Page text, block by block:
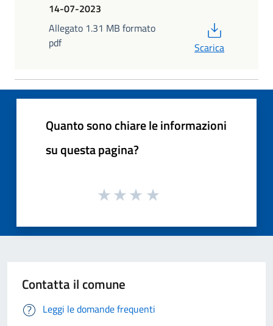
14-07-2023
Allegato 1.31 MB formato
pdf
Scarica
Quanto sono chiare le informazioni
su questa pagina?
Contatta il comune
Leggi le domande frequenti